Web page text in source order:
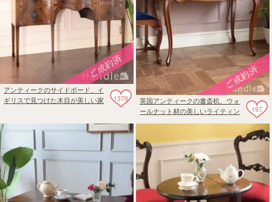
1378
アンティークのサイドボード、イ
ギリスで見つけた木目が美しい家
197
英国アンティークの書斎机、ウォ
ールナット材の美しいライティン
グデスク